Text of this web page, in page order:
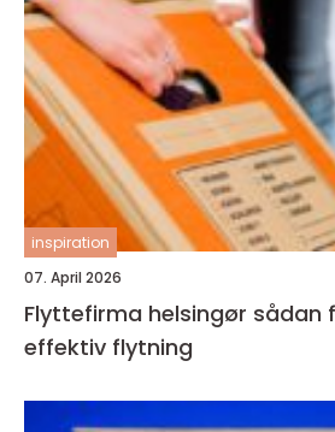
inspiration
07. April 2026
Flyttefirma helsingør sådan får du en tryg og
effektiv flytning